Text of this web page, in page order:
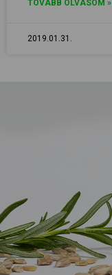
TOVÁBB OLVASOM »
2019.01.31.